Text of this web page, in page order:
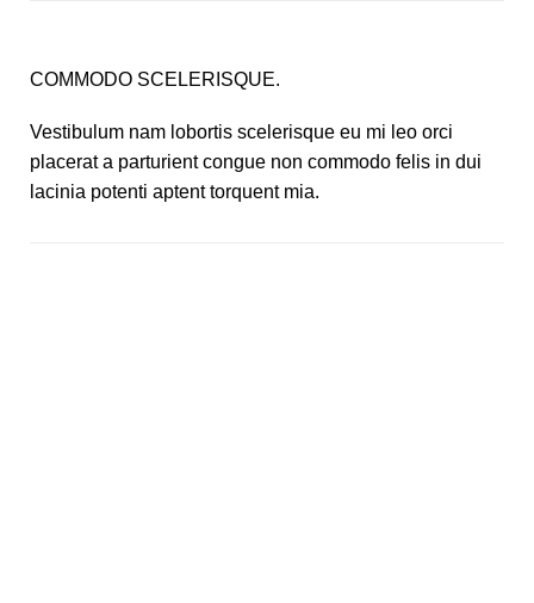
COMMODO SCELERISQUE.
Vestibulum nam lobortis scelerisque eu mi leo orci
placerat a parturient congue non commodo felis in dui
lacinia potenti aptent torquent mia.